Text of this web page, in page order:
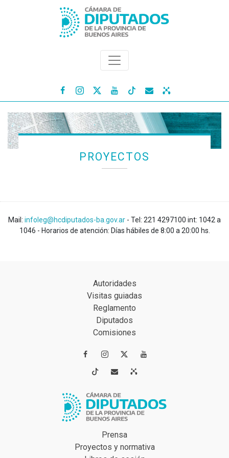
   
PROYECTOS
Mail: infoleg@hcdiputados-ba.gov.ar - Tel: 221 4297100 int: 1042 a
1046 - Horarios de atención: Días hábiles de 8:00 a 20:00 hs.
Autoridades
Visitas guiadas
Reglamento
Diputados
Comisiones
 
 
Prensa
Proyectos y normativa